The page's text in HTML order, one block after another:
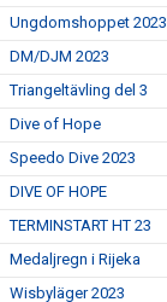
Ungdomshoppet 2023
DM/DJM 2023
Triangeltävling del 3
Dive of Hope
Speedo Dive 2023
DIVE OF HOPE
TERMINSTART HT 23
Medaljregn i Rijeka
Wisbyläger 2023